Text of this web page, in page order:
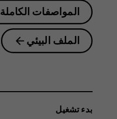
المواصفات الكاملة
الملف البيئي
بدء تشغيل